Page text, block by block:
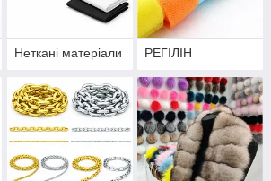
Неткані матеріали РЕГІЛІН